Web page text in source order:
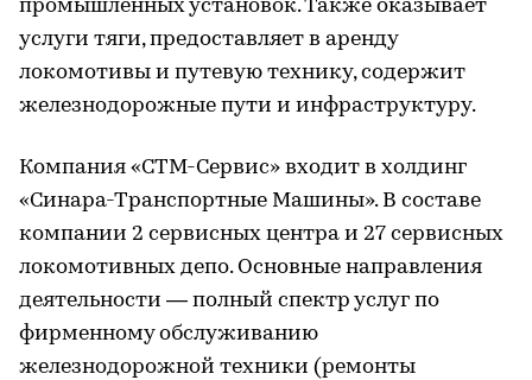
промышленных установок. Также оказывает
услуги тяги, предоставляет в аренду
локомотивы и путевую технику, содержит
железнодорожные пути и инфраструктуру.
Компания «СТМ-Сервис» входит в холдинг
«Синара-Транспортные Машины». В составе
компании 2 сервисных центра и 27 сервисных
локомотивных депо. Основные направления
деятельности — полный спектр услуг по
фирменному обслуживанию
железнодорожной техники (ремонты